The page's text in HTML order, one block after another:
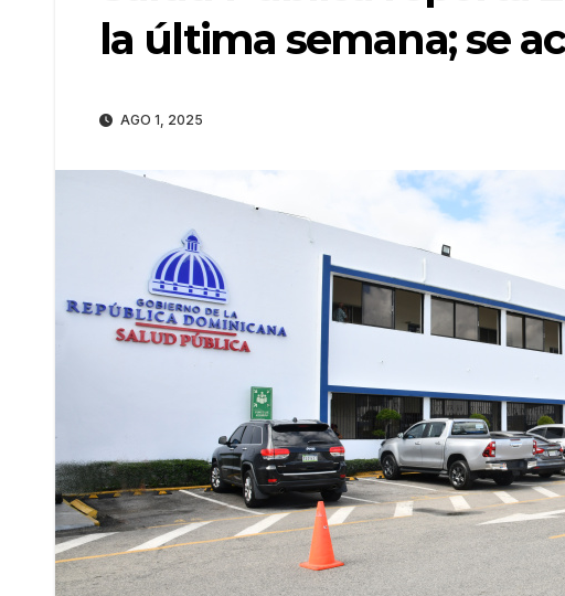
la última semana; se
AGO 1, 2025